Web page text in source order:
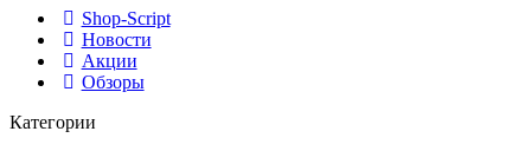
Shop-Script
Новости
Акции
Обзоры
Категории